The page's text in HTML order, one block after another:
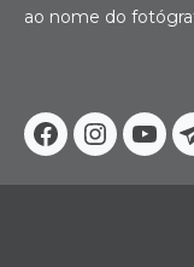
Facebook
ao nome do